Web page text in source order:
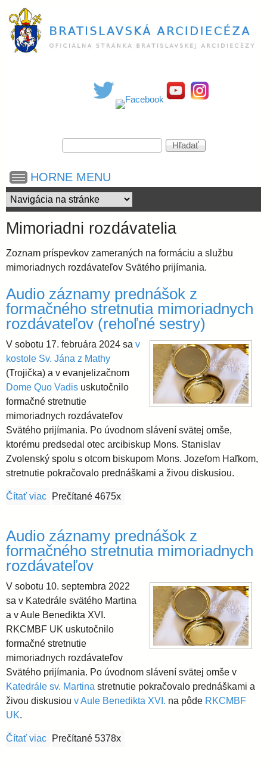
na
hlavný
t
i
s
l
a
v
s
k
á
a
r
c
i
d
i
e
c
é
V
y
ľ
a
d
á
v
n
i
e
H
ľ
d
a
ť
HORNE MENU
Mimoriadni rozdávatelia
Zoznam príspevkov zameraných na formáciu a službu
mimoriadnych rozdávateľov Svätého prijímania.
Audio záznamy prednášok z
formačného stretnutia mimoriadnych
rozdávateľov (rehoľné sestry)
V sobotu 17. februára 2024 sa v
kostole Sv. Jána z Mathy
(Trojička) a v evanjelizačnom
Dome Quo Vadis uskutočnilo
formačné stretnutie
mimoriadnych rozdávateľov
Svätého prijímania. Po úvodnom slávení svätej omše,
ktorému predsedal otec arcibiskup Mons. Stanislav
Zvolenský spolu s otcom biskupom Mons. Jozefom Haľkom,
stretnutie pokračovalo prednáškami a živou diskusiou.
Čítať viac o Audio záznamy prednášok z formačného
Prečítané 4675x
Audio záznamy prednášok z
formačného stretnutia mimoriadnych
rozdávateľov
V sobotu 10. septembra 2022
sa v Katedrále svätého Martina
a v Aule Benedikta XVI.
RKCMBF UK uskutočnilo
formačné stretnutie
mimoriadnych rozdávateľov
Svätého prijímania. Po úvodnom slávení svätej omše v
Katedrále sv. Martina stretnutie pokračovalo prednáškami a
živou diskusiou v Aule Benedikta XVI. na pôde RKCMBF
UK.
Čítať viac o Audio záznamy prednášok z formačného
Prečítané 5378x